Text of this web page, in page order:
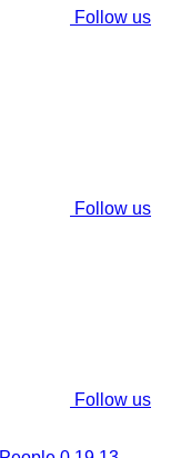
Follow us
Follow us
Follow us